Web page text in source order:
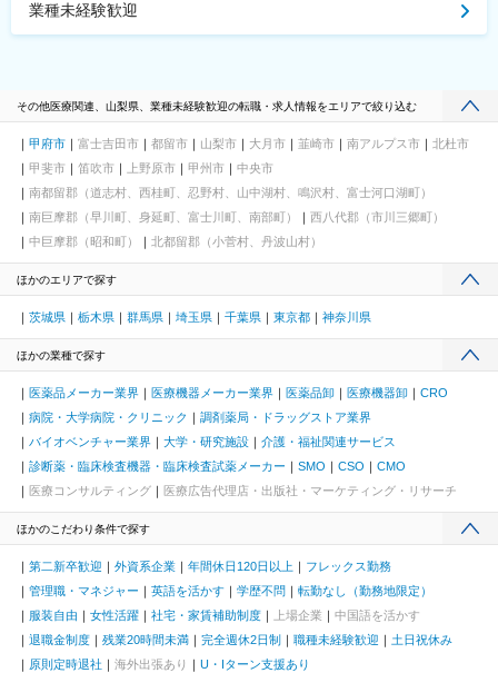
業種未経験歓迎
その他医療関連、山梨県、業種未経験歓迎の転職・求人情報をエリアで絞り込む
甲府市 富士吉田市 都留市 山梨市 大月市 韮崎市 南アルプス市
北杜市
甲斐市
笛吹市 上野原市 甲州市
中央市
南都留郡（道志村、西桂町、忍野村、山中湖村、鳴沢村、富士河口湖町）
南巨摩郡（早川町、身延町、富士川町、南部町）
西八代郡（市川三郷町）
中巨摩郡（昭和町）
北都留郡（小菅村、丹波山村）
ほかのエリアで探す
茨城県 栃木県 群馬県 埼玉県 千葉県 東京都 神奈川県
ほかの業種で探す
医薬品メーカー業界 医療機器メーカー業界 医薬品卸 医療機器卸
CRO
病院・大学病院・クリニック
調剤薬局・ドラッグストア業界
バイオベンチャー業界
大学・研究施設
介護・福祉関連サービス
診断薬・臨床検査機器・臨床検査試薬メーカー
SMO CSO
CMO
医療コンサルティング
医療広告代理店・出版社・マーケティング・リサーチ
ほかのこだわり条件で探す
第二新卒歓迎 外資系企業 年間休日120日以上
フレックス勤務
管理職・マネジャー
英語を活かす 学歴不問
転勤なし（勤務地限定）
服装自由
女性活躍 社宅・家賃補助制度 上場企業
中国語を活かす
退職金制度
残業20時間未満 完全週休2日制 職種未経験歓迎
土日祝休み
原則定時退社
海外出張あり U・Iターン支援あり